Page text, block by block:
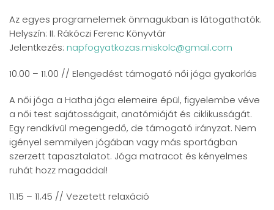
Az egyes programelemek önmagukban is látogathatók.
Helyszín: II. Rákóczi Ferenc Könyvtár
Jelentkezés: napfogyatkozas.miskolc@gmail.com
10.00 – 11.00 // Elengedést támogató női jóga gyakorlás
A női jóga a Hatha jóga elemeire épül, figyelembe véve
a női test sajátosságait, anatómiáját és ciklikusságát.
Egy rendkívül megengedő, de támogató irányzat. Nem
igényel semmilyen jógában vagy más sportágban
szerzett tapasztalatot. Jóga matracot és kényelmes
ruhát hozz magaddal!
11.15 – 11.45 // Vezetett relaxáció